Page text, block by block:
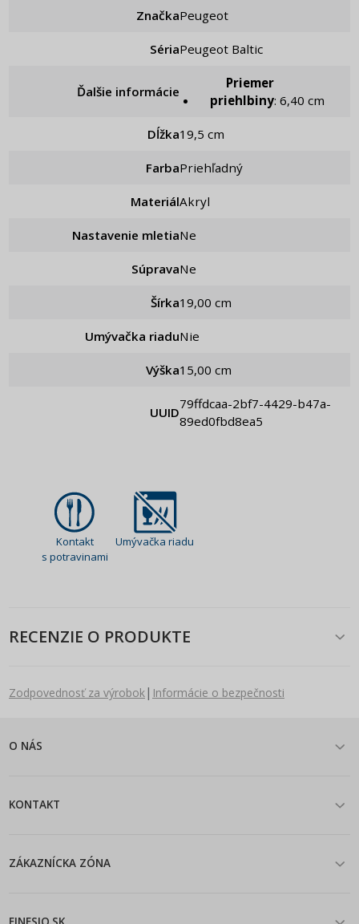
Značka Peugeot
Séria Peugeot Baltic
Ďalšie informácie
Priemer
priehlbiny: 6,40 cm
Dĺžka 19,5 cm
Farba Priehľadný
Materiál Akryl
Nastavenie mletia ne
Súprava ne
Šírka 19,00 cm
Umývačka riadu Nie
Výška 15,00 cm
UUID
79ffdcaa-2bf7-4429-b47a-
89ed0fbd8ea5
Kontakt
s potravinami
Umývačka riadu
RECENZIE O PRODUKTE
Zodpovednosť za výrobok| Informácie o bezpečnosti
O NÁS
KONTAKT
ZÁKAZNÍCKA ZÓNA